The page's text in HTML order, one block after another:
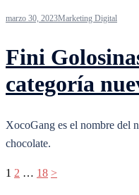
marzo 30, 2023Marketing Digital
Fini
categoría
XocoGang es el nombre del
chocolate.
Paginación
1 2 … 18 >